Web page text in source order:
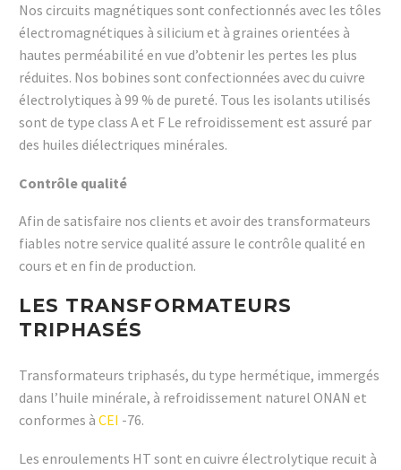
Nos circuits magnétiques sont confectionnés avec les tôles
électromagnétiques à silicium et à graines orientées à
hautes perméabilité en vue d’obtenir les pertes les plus
réduites. Nos bobines sont confectionnées avec du cuivre
électrolytiques à 99 % de pureté. Tous les isolants utilisés
sont de type class A et F Le refroidissement est assuré par
des huiles diélectriques minérales.
Contrôle qualité
Afin de satisfaire nos clients et avoir des transformateurs
fiables notre service qualité assure le contrôle qualité en
cours et en fin de production.
LES TRANSFORMATEURS
TRIPHASÉS
Transformateurs triphasés, du type hermétique, immergés
dans l’huile minérale, à refroidissement naturel ONAN et
conformes à CEI -76.
Les enroulements HT sont en cuivre électrolytique recuit à